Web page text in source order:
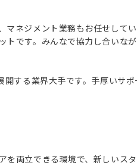
マネジメント業務もお任せして
トです。みんなで協力し合いな
する業界大手です。手厚いサ
を両立できる環境で、新しいス